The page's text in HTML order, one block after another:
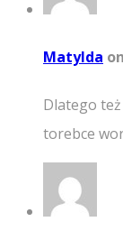
Matylda
Dlatego
torebce